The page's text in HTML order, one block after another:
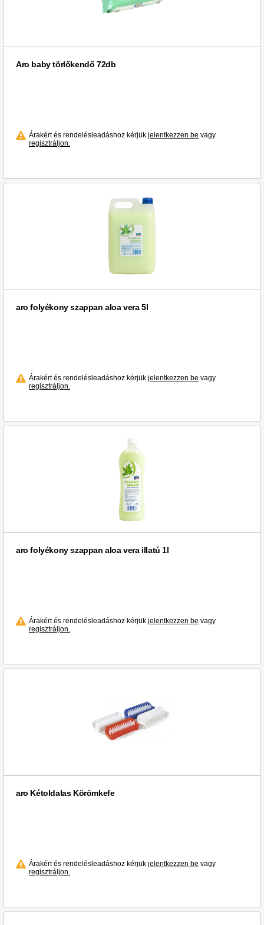
Aro baby törlőkendő 72db
Árakért és rendelésleadáshoz kérjük jelentkezzen be vagy
regisztráljon.
aro folyékony szappan aloa vera 5l
Árakért és rendelésleadáshoz kérjük jelentkezzen be vagy
regisztráljon.
aro folyékony szappan aloa vera illatú 1l
Árakért és rendelésleadáshoz kérjük jelentkezzen be vagy
regisztráljon.
aro Kétoldalas Körömkefe
Árakért és rendelésleadáshoz kérjük jelentkezzen be vagy
regisztráljon.